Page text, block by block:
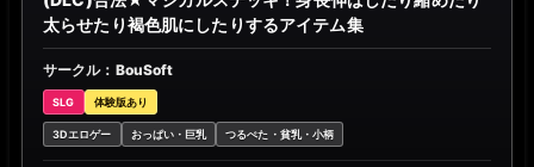
太らせたり褐色肌にしたりするアイテム集
サークル：BouSoft
SLG 体験版あり
3Dエロゲー おっぱい・巨乳 つるぺた・貧乳・小柄